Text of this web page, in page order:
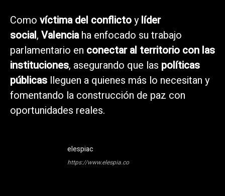
Como víctima del conflictoylíder
social, Valenciaha enfocado su trabajo
parlamentario en conectar al territorio con las
instituciones, asegurando que las políticas
públicas lleguen a quienes más lo necesitan y
fomentando la construcción de paz con
oportunidades reales.
elespiac
https://www.elespia.co